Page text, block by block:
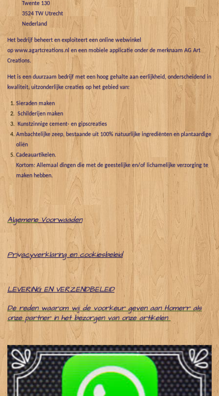
Twente 130
3524 TW Utrecht
Nederland
Het bedrijf beheert en exploiteert een online webwinkel
op www.agartcreations.nl en een mobiele applicatie onder de merknaam AG Art
Creations.
Het is een duurzaam bedrijf met een hoog gehalte aan eerlijkheid, onderscheidend in
kwaliteit, uitzonderlijke creaties op het gebied van:
Sieraden maken
Schilderijen maken
Kunstzinnige cement- en gipscreaties
Ambachtelijke zeep, bestaande uit 100% natuurlijke ingrediënten en plantaardige
oliën
Cadeauartikelen.
Kortom: Allemaal dingen die met de geestelijke en/of lichamelijke verzorging te
maken hebben.
Algemene Voorwaaden
Privacyverklaring en cookiesbeleid
LEVERING EN VERZENDBELEID
De reden waarom wij de voorkeur geven aan Homerr als
onze partner in het bezorgen van onze artikelen